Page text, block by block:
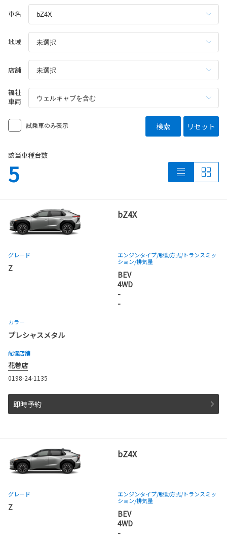
車名
地域
店舗
福祉
車両
試乗車のみ表示 検索 リセット
該当車種台数
5
bZ4X
グレード
Z
エンジンタイプ/駆動方式/トランスミッ
ション/排気量
BEV
4WD
-
-
カラー
プレシャスメタル
配備店舗
花巻店
0198-24-1135
即時予約
bZ4X
グレード
Z
エンジンタイプ/駆動方式/トランスミッ
ション/排気量
BEV
4WD
-